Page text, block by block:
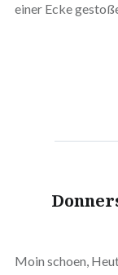
einer Ecke
Moin schoen,